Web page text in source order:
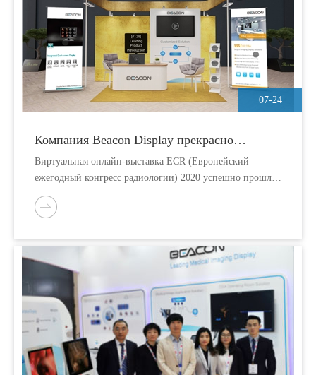
07-24
Компания Beacon Display прекрасно
выступила на ECR 2020
Виртуальная онлайн-выставка ECR (Европейский
ежегодный конгресс радиологии) 2020 успешно прошла
с 15 по 21 июля. Это первая виртуальная онлайн-
выставка, в которой приняла участие Beacon Display.